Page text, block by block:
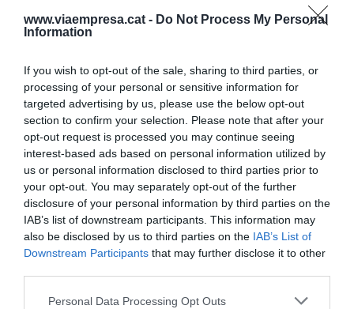
www.viaempresa.cat - Do Not Process My Personal
Information
If you wish to opt-out of the sale, sharing to third parties, or
processing of your personal or sensitive information for
targeted advertising by us, please use the below opt-out
section to confirm your selection. Please note that after your
opt-out request is processed you may continue seeing
interest-based ads based on personal information utilized by
us or personal information disclosed to third parties prior to
your opt-out. You may separately opt-out of the further
disclosure of your personal information by third parties on the
IAB’s list of downstream participants. This information may
also be disclosed by us to third parties on the IAB’s List of
Downstream Participants that may further disclose it to other
Personal Data Processing Opt Outs
El Cocktail Bar Gebre del nuevo InterContinental
de Barcelona | Cedida
Cocktail Bar Gebre,
tiempo y tradición de
proximidad